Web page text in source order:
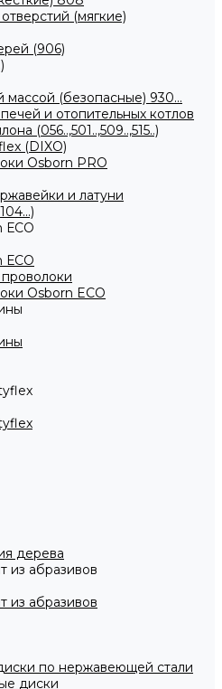
(мягкие)
(906)
(безопасные) 930...
и отопительных котлов
(056..,501..,509..,515..)
(DIXO)
Osborn PRO
и латуни
ЕСО
ЕСО
Osborn ECO
дерева
из абразивов
из абразивов
по нержавеющей стали
диски